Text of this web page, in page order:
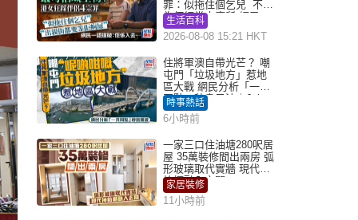
罪：似拖住個乞兒 不解
為何經常去廁所 網民一
語道破
生活百科
2026-08-08 15:21 HKT
住將軍澳自帶光芒？ 嘲
屯門「垃圾地方」惹地
區大戰 網民分析「一共
同點」秒息風波｜Juicy
叮
時事熱話
6小時前
一家三口住油塘280呎居
屋 35萬裝修間出兩房 弧
形玻璃取代實牆 現代神
枱櫃融入玄關
家居裝修
11小時前